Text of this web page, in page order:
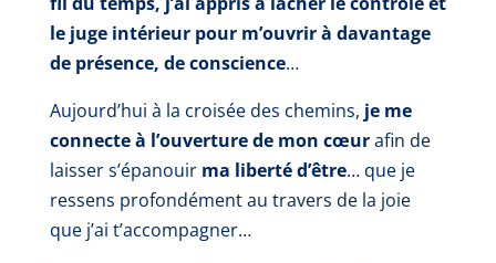
le juge intérieur pour m’ouvrir à davantage
de présence, de conscience…
Aujourd’hui à la croisée des chemins, je me
connecte à l’ouverture de mon cœurafin de
laisser s’épanouir ma liberté d’être… que je
ressens profondément au travers de la joie
que j’ai t’accompagner…